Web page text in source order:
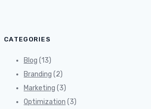
CATEGORIES
Blog (13)
Branding (2)
Marketing (3)
Optimization (3)